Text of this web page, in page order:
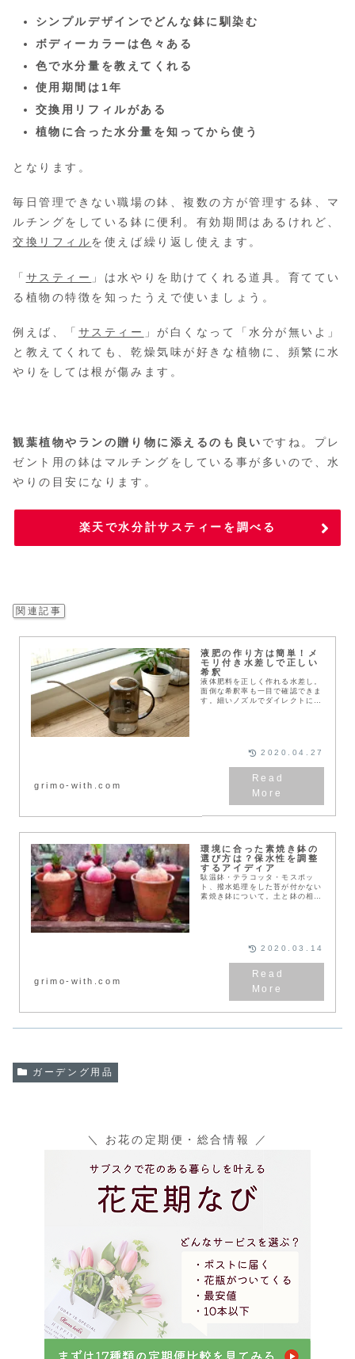
シンプルデザインでどんな鉢に馴染む
ボディーカラーは色々ある
色で水分量を教えてくれる
使用期間は1年
交換用リフィルがある
植物に合った水分量を知ってから使う
となります。
毎日管理できない職場の鉢、複数の方が管理する鉢、マ
ルチングをしている鉢に便利。有効期間はあるけれど、
交換リフィルを使えば繰り返し使えます。
「 サスティー 」は水やりを助けてくれる道具。育ててい
る植物の特徴を知ったうえで使いましょう。
例えば、「 サスティー 」が白くなって「水分が無いよ」
と教えてくれても、乾燥気味が好きな植物に、頻繁に水
やりをしては根が傷みます。
観葉植物やランの贈り物に添えるのも良い ですね。プレ
ゼント用の鉢はマルチングをしている事が多いので、水
やりの目安になります。
楽天で水分計サスティーを調べる
関連記事
液肥の作り方は簡単！メ
モリ付き水差しで正しい
希釈
液体肥料を正しく作れる水差し。
面倒な希釈率も一目で確認できま
す。細いノズルでダイレクトに根
grimo-with.com
2020.04.27
環境に合った素焼き鉢の
選び方は？保水性を調整
するアイディア
駄温鉢・テラコッタ・モスポッ
ト、撥水処理をした苔が付かない
素焼き鉢について。土と鉢の相性
grimo-with.com
2020.03.14
ガーデング用品
＼ お花の定期便・総合情報 ／